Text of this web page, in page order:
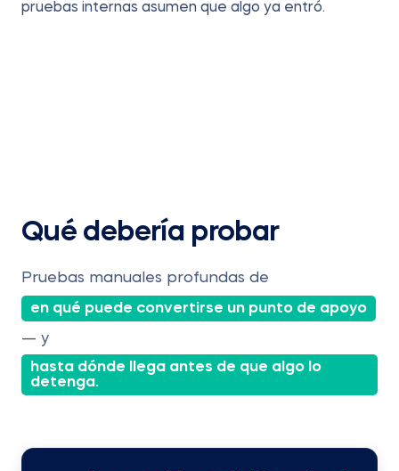
pruebas internas asumen que algo ya entró.
Qué debería probar
Pruebas manuales profundas de
en qué puede convertirse un punto de apoyo
— y
hasta dónde llega antes de que algo lo
detenga.